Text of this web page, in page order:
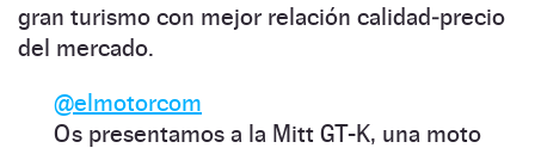
gran turismo con mejor relación calidad‑precio
del mercado.
@elmotorcom
Os presentamos a la Mitt GT-K, una moto